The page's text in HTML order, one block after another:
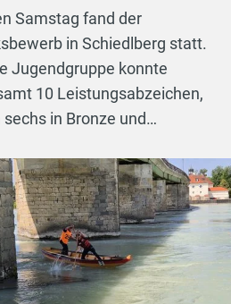
Samstag fand der
in Schiedlberg statt.
Jugendgruppe konnte
10 Leistungsabzeichen,
sechs in Bronze und…